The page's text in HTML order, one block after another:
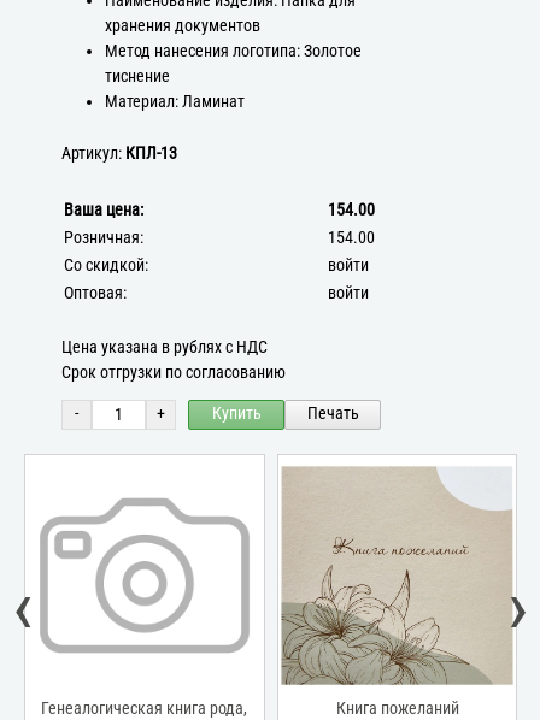
хранения документов
Метод нанесения логотипа: Золотое
тиснение
Материал: Ламинат
Артикул: КПЛ-13
Ваша цена:
154.00
Розничная:
154.00
Со скидкой:
войти
Оптовая:
войти
Цена указана в рублях с НДС
Срок отгрузки по согласованию
- + Купить Печать
Генеалогическая книга рода,
Книга пожеланий
‹ ›